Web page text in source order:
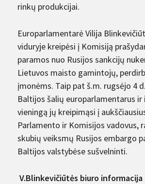
rinkų produkcijai.
Europarlamentarė Vilija
viduryje kreipėsi į Komisiją
paramos nuo Rusijos sankcijų
Lietuvos maisto gamintojų,
įmonėms. Taip pat š.m. rugsėjo 4
Baltijos šalių europarlamentarus ir
vieningą jų kreipimąsi į
Parlamento ir Komisijos vadovus,
skubių veiksmų Rusijos embargo
Baltijos valstybėse sušvelninti.
V.Blinkevičiūtės biuro informacija